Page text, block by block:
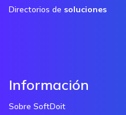
Directorios de soluciones
Información
Sobre SoftDoit